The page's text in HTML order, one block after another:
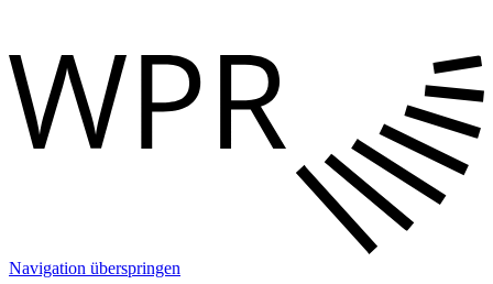
Navigation überspringen